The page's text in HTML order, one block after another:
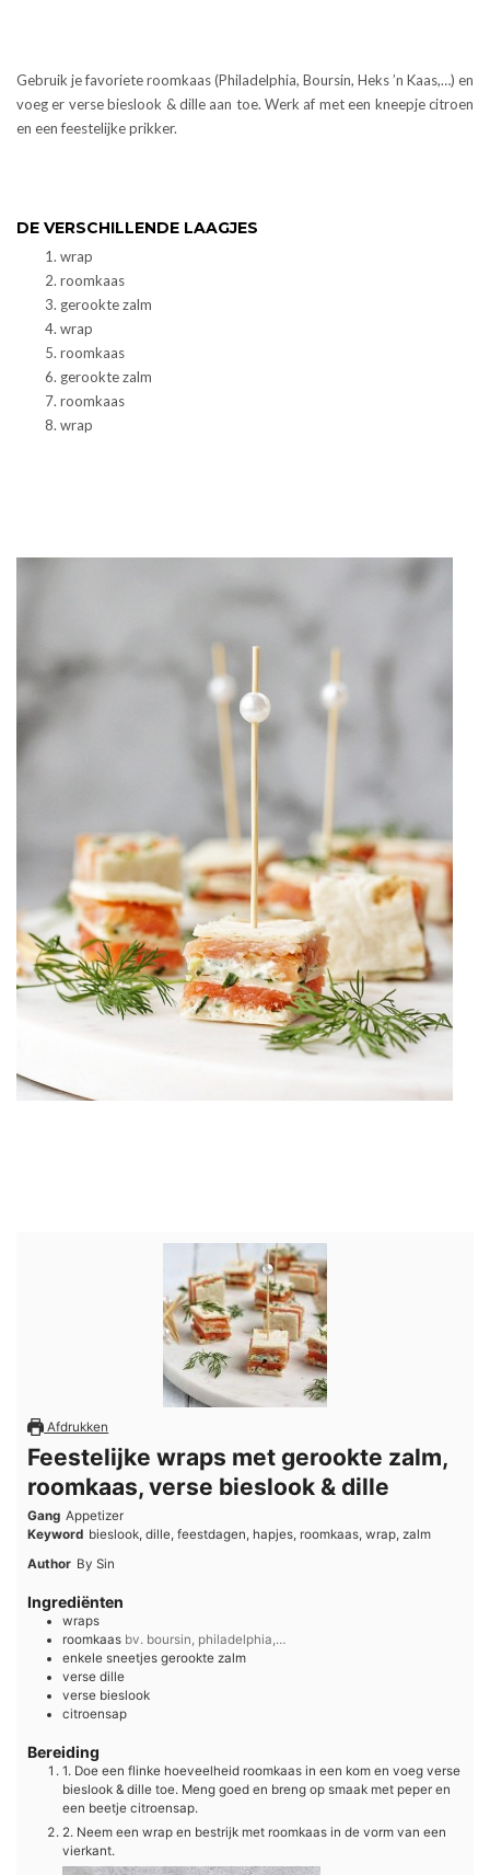
Gebruik je favoriete roomkaas (Philadelphia, Boursin, Heks ’n Kaas,…) en
voeg er verse bieslook & dille aan toe. Werk af met een kneepje citroen
en een feestelijke prikker.
DE VERSCHILLENDE LAAGJES
wrap
roomkaas
gerookte zalm
wrap
roomkaas
gerookte zalm
roomkaas
wrap
Afdrukken
Feestelijke wraps met gerookte zalm,
roomkaas, verse bieslook & dille
Gang Appetizer
Keyword bieslook, dille, feestdagen, hapjes, roomkaas, wrap, zalm
Author By Sin
Ingrediënten
wraps
roomkaas bv. boursin, philadelphia,…
enkele sneetjes gerookte zalm
verse dille
verse bieslook
citroensap
Bereiding
1. Doe een flinke hoeveelheid roomkaas in een kom en voeg verse
bieslook & dille toe. Meng goed en breng op smaak met peper en
een beetje citroensap.
2. Neem een wrap en bestrijk met roomkaas in de vorm van een
vierkant.